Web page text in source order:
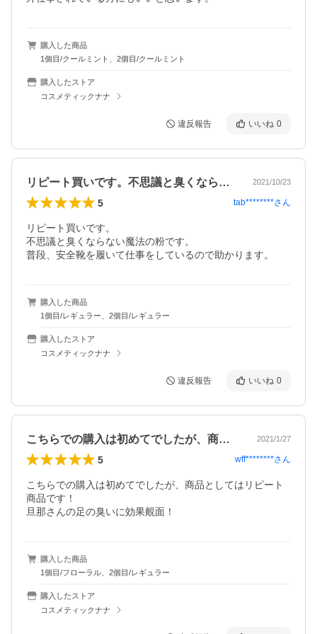
購入した商品
1個目/クールミント、2個目/クールミント
購入したストア
コスメティックナナ
違反報告 いいね 0
リピート買いです。不思議と臭くならない… 2021/10/23
5 tab********さん
リピート買いです。
不思議と臭くならない魔法の粉です。
普段、安全靴を履いて仕事をしているので助かります。
購入した商品
1個目/レギュラー、2個目/レギュラー
購入したストア
コスメティックナナ
違反報告 いいね 0
こちらでの購入は初めてでしたが、商品と… 2021/1/27
5 wff********さん
こちらでの購入は初めてでしたが、商品としてはリピート
商品です！
旦那さんの足の臭いに効果覿面！
購入した商品
1個目/フローラル、2個目/レギュラー
購入したストア
コスメティックナナ